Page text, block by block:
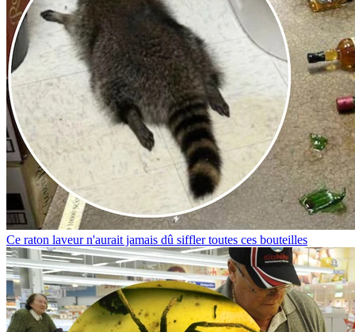
Ce raton laveur n'aurait jamais dû siffler toutes ces bouteilles